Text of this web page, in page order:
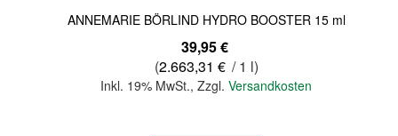
ANNEMARIE BÖRLIND HYDRO BOOSTER 15 ml
39,95 €
(2.663,31 € / 1 l)
Inkl. 19% MwSt.,Zzgl.Versandkosten